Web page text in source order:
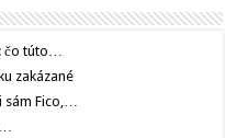
čo túto…
zakázané
Fico,…